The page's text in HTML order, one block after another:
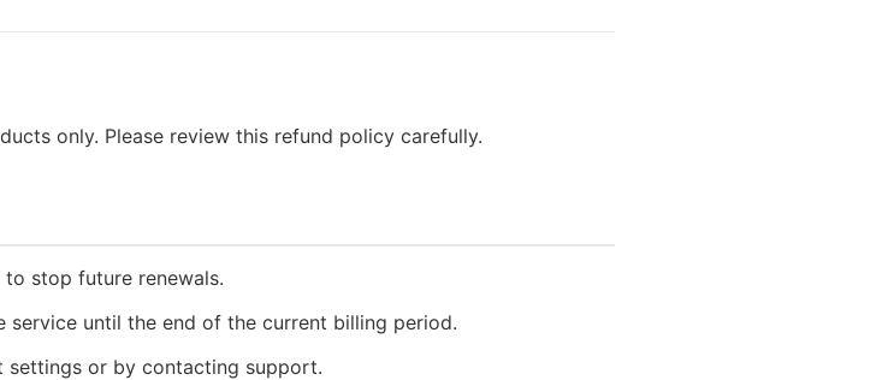
only. Please review this refund policy carefully.
stop future renewals.
until the end of the current billing period.
settings or by contacting support.